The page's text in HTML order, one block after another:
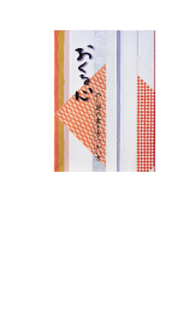
カテゴリから探
シリーズから探